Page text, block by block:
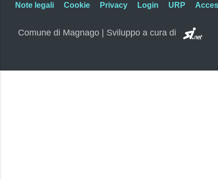
Note legali Cookie Privacy Login URP
Comune di Magnago | Sviluppo a cura di